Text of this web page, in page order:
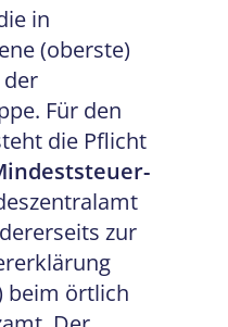
in
(oberste)
Für den
die Pflicht
zur
beim örtlich